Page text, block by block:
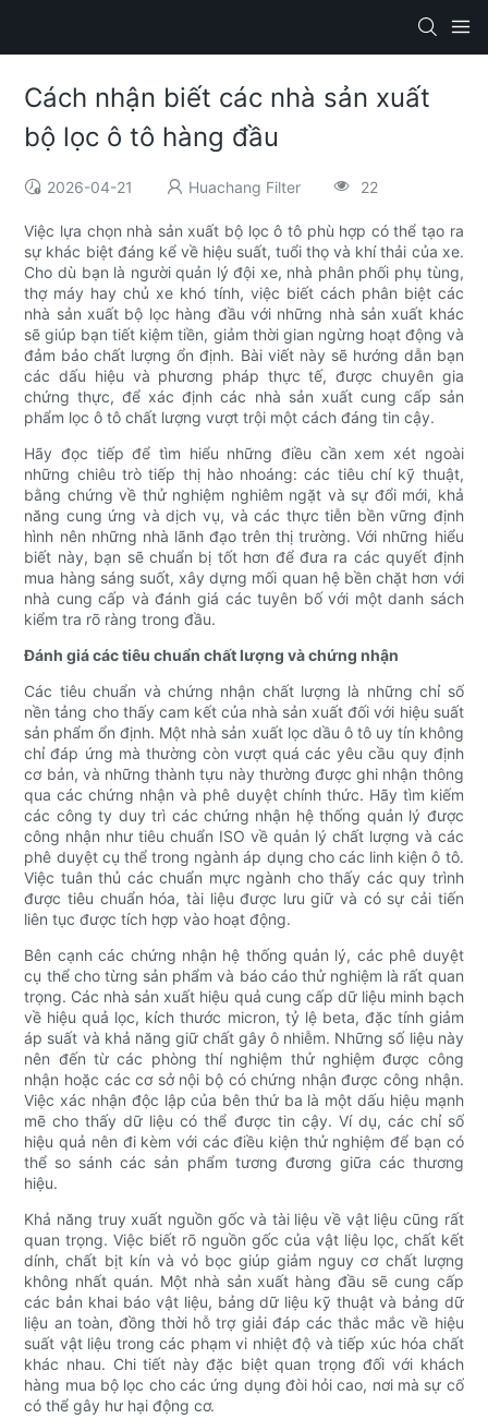
Cách nhận biết các nhà sản xuất
bộ lọc ô tô hàng đầu
2026-04-21 Huachang Filter 22
Việc lựa chọn nhà sản xuất bộ lọc ô tô phù hợp có thể tạo ra
sự khác biệt đáng kể về hiệu suất, tuổi thọ và khí thải của xe.
Cho dù bạn là người quản lý đội xe, nhà phân phối phụ tùng,
thợ máy hay chủ xe khó tính, việc biết cách phân biệt các
nhà sản xuất bộ lọc hàng đầu với những nhà sản xuất khác
sẽ giúp bạn tiết kiệm tiền, giảm thời gian ngừng hoạt động và
đảm bảo chất lượng ổn định. Bài viết này sẽ hướng dẫn bạn
các dấu hiệu và phương pháp thực tế, được chuyên gia
chứng thực, để xác định các nhà sản xuất cung cấp sản
phẩm lọc ô tô chất lượng vượt trội một cách đáng tin cậy.
Hãy đọc tiếp để tìm hiểu những điều cần xem xét ngoài
những chiêu trò tiếp thị hào nhoáng: các tiêu chí kỹ thuật,
bằng chứng về thử nghiệm nghiêm ngặt và sự đổi mới, khả
năng cung ứng và dịch vụ, và các thực tiễn bền vững định
hình nên những nhà lãnh đạo trên thị trường. Với những hiểu
biết này, bạn sẽ chuẩn bị tốt hơn để đưa ra các quyết định
mua hàng sáng suốt, xây dựng mối quan hệ bền chặt hơn với
nhà cung cấp và đánh giá các tuyên bố với một danh sách
kiểm tra rõ ràng trong đầu.
Đánh giá các tiêu chuẩn chất lượng và chứng nhận
Các tiêu chuẩn và chứng nhận chất lượng là những chỉ số
nền tảng cho thấy cam kết của nhà sản xuất đối với hiệu suất
sản phẩm ổn định. Một nhà sản xuất lọc dầu ô tô uy tín không
chỉ đáp ứng mà thường còn vượt quá các yêu cầu quy định
cơ bản, và những thành tựu này thường được ghi nhận thông
qua các chứng nhận và phê duyệt chính thức. Hãy tìm kiếm
các công ty duy trì các chứng nhận hệ thống quản lý được
công nhận như tiêu chuẩn ISO về quản lý chất lượng và các
phê duyệt cụ thể trong ngành áp dụng cho các linh kiện ô tô.
Việc tuân thủ các chuẩn mực ngành cho thấy các quy trình
được tiêu chuẩn hóa, tài liệu được lưu giữ và có sự cải tiến
liên tục được tích hợp vào hoạt động.
Bên cạnh các chứng nhận hệ thống quản lý, các phê duyệt
cụ thể cho từng sản phẩm và báo cáo thử nghiệm là rất quan
trọng. Các nhà sản xuất hiệu quả cung cấp dữ liệu minh bạch
về hiệu quả lọc, kích thước micron, tỷ lệ beta, đặc tính giảm
áp suất và khả năng giữ chất gây ô nhiễm. Những số liệu này
nên đến từ các phòng thí nghiệm thử nghiệm được công
nhận hoặc các cơ sở nội bộ có chứng nhận được công nhận.
Việc xác nhận độc lập của bên thứ ba là một dấu hiệu mạnh
mẽ cho thấy dữ liệu có thể được tin cậy. Ví dụ, các chỉ số
hiệu quả nên đi kèm với các điều kiện thử nghiệm để bạn có
thể so sánh các sản phẩm tương đương giữa các thương
hiệu.
Khả năng truy xuất nguồn gốc và tài liệu về vật liệu cũng rất
quan trọng. Việc biết rõ nguồn gốc của vật liệu lọc, chất kết
dính, chất bịt kín và vỏ bọc giúp giảm nguy cơ chất lượng
không nhất quán. Một nhà sản xuất hàng đầu sẽ cung cấp
các bản khai báo vật liệu, bảng dữ liệu kỹ thuật và bảng dữ
liệu an toàn, đồng thời hỗ trợ giải đáp các thắc mắc về hiệu
suất vật liệu trong các phạm vi nhiệt độ và tiếp xúc hóa chất
khác nhau. Chi tiết này đặc biệt quan trọng đối với khách
hàng mua bộ lọc cho các ứng dụng đòi hỏi cao, nơi mà sự cố
có thể gây hư hại động cơ.